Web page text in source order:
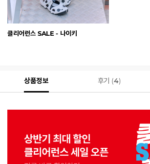
클리어런스 SALE - 나이키
상품정보 후기 (4)